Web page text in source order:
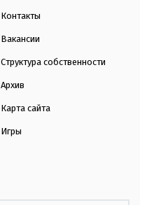
Контакты
Вакансии
Структура собственности
Архив
Карта сайта
Игры